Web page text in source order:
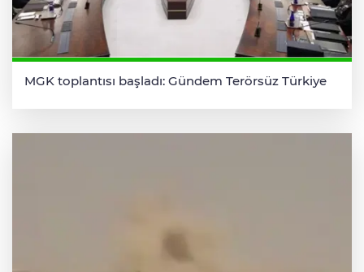
MGK toplantısı başladı: Gündem Terörsüz Türkiye